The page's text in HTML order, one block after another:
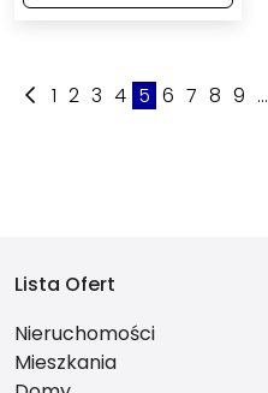
1 2 3 4 5 6 7 8 9 ...
Lista Ofert
Nieruchomości
Mieszkania